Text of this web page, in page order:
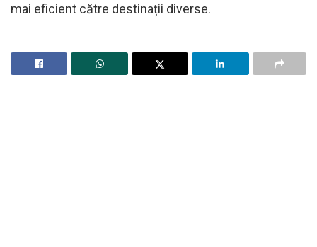
mai eficient către destinații diverse.